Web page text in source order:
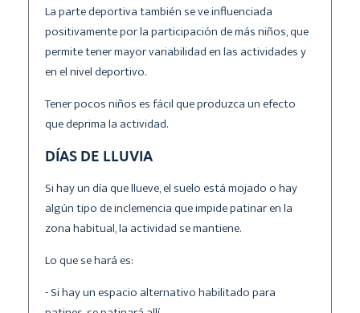
La parte deportiva también se ve influenciada
positivamente por la participación de más niños, que
permite tener mayor variabilidad en las actividades y
en el nivel deportivo.
Tener pocos niños es fácil que produzca un efecto
que deprima la actividad.
DÍAS DE LLUVIA
Si hay un día que llueve, el suelo está mojado o hay
algún tipo de inclemencia que impide patinar en la
zona habitual, la actividad se mantiene.
Lo que se hará es:
- Si hay un espacio alternativo habilitado para